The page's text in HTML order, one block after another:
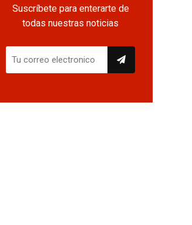
Suscríbete para enterarte de
todas nuestras noticias